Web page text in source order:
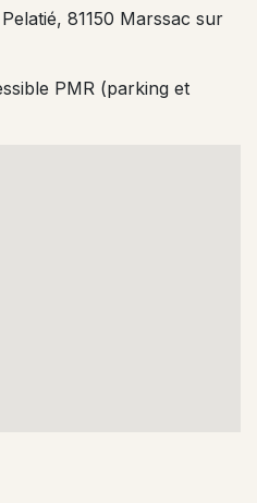
81150 Marssac sur
PMR (parking et